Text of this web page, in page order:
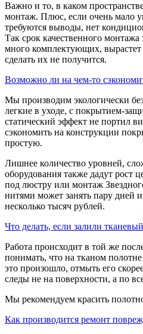
Важно и то, в каком
монтаж. Плюс, если очень мало
требуются выводы, нет
Так срок качественного
много комплектующих, вырастет
сделать их не получится.
Возможно ли на чем-то
Мы производим экологически
легкие в уходе, с покрытием-
статический эффект не портил
сэкономить на конструкции
простую.
Лишнее количество уровней,
оборудования также дадут рост
под люстру или монтаж
нитями может занять пару дней
несколько тысяч рублей.
​Что делать, если залили
Работа происходит в той же
понимать, что на тканом
это произошло, отмыть его
следы не на поверхности, а по
Мы рекомендуем красить
​Как производится ремонт